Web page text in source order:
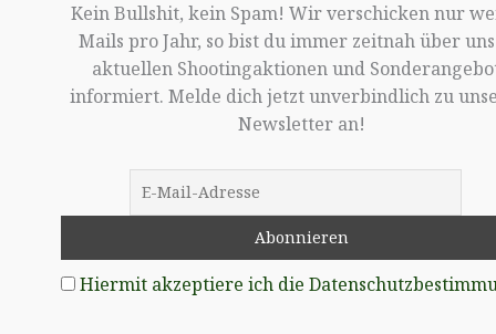
Kein Bullshit, kein Spam! Wir verschicken nur
Mails pro Jahr, so bist du immer zeitnah über
aktuellen Shootingaktionen und
informiert. Melde dich jetzt unverbindlich zu
Newsletter an!
Hiermit akzeptiere ich die